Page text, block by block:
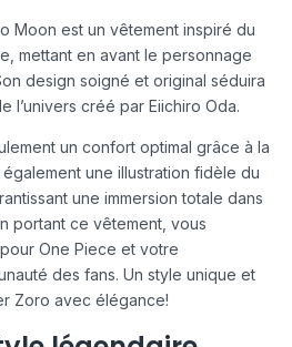
Moon est un vêtement inspiré du
mettant en avant le personnage
design soigné et original séduira
l’univers créé par Eiichiro Oda.
un confort optimal grâce à la
une illustration fidèle du
une immersion totale dans
portant ce vêtement, vous
One Piece et votre
des fans. Un style unique et
Zoro avec élégance!